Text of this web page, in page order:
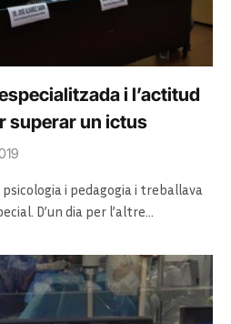
i l’actitud
superar un ictus
i pedagogia i treballava
D’un dia per l’altre…